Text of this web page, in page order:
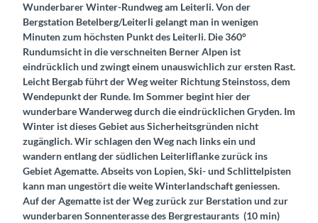
Wunderbarer Winter-Rundweg am Leiterli. Von der
Bergstation Betelberg/Leiterli gelangt man in wenigen
Minuten zum höchsten Punkt des Leiterli. Die 360°
Rundumsicht in die verschneiten Berner Alpen ist
eindrücklich und zwingt einem unauswichlich zur ersten Rast.
Leicht Bergab führt der Weg weiter Richtung Steinstoss, dem
Wendepunkt der Runde. Im Sommer begint hier der
wunderbare Wanderweg durch die eindrücklichen Gryden. Im
Winter ist dieses Gebiet aus Sicherheitsgründen nicht
zugänglich. Wir schlagen den Weg nach links ein und
wandern entlang der südlichen Leiterliflanke zurück ins
Gebiet Agematte. Abseits von Lopien, Ski- und Schlittelpisten
kann man ungestört die weite Winterlandschaft geniessen.
Auf der Agematte ist der Weg zurück zur Berstation und zur
wunderbaren Sonnenterasse des Bergrestaurants (10 min)